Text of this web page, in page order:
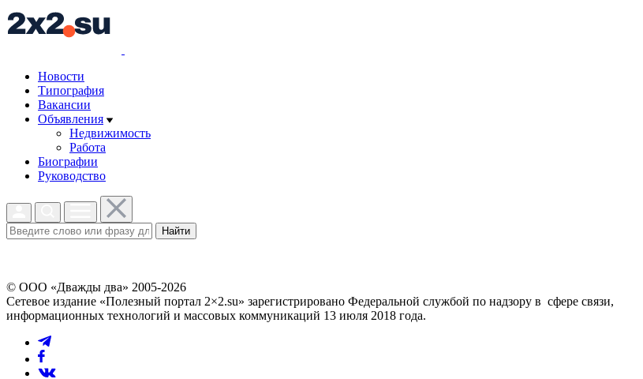
Новости
Типография
Вакансии
Объявления
Недвижимость
Работа
Биографии
Руководство
Найти
© ООО «Дважды два» 2005-2026
Сетевое издание «Полезный портал 2×2.su» зарегистрировано Федеральной службой по надзору в сфере связи,
информационных технологий и массовых коммуникаций 13 июля 2018 года.